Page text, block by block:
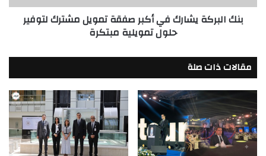
لتوفير
حلولبنك البركة يشارك في أكبر صفقة تمويل مشترك لتوفير
حلول تمويلية مبتكرة
مقالات ذات صلة